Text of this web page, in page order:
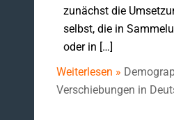
zunächst die
selbst, die in
oder in […]
Weiterlesen »
Verschiebungen in